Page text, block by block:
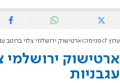
ערוץ 7 פנימה ארטישוק ירושלמי צלוי ברוטב
ארטישוק ירושלמי
עגבניות